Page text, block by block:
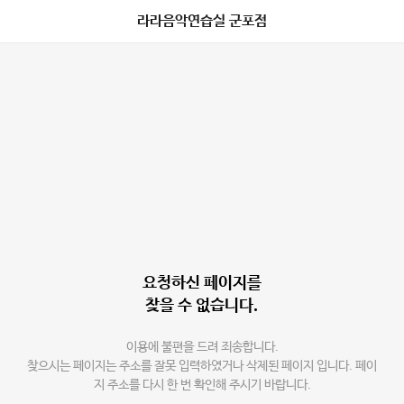
라라음악연습실 군포점
요청하신 페이지를
찾을 수 없습니다.
이용에 불편을 드려 죄송합니다.
찾으시는 페이지는 주소를 잘못 입력하였거나 삭제된 페이지 입니다. 페이
지 주소를 다시 한 번 확인해 주시기 바랍니다.